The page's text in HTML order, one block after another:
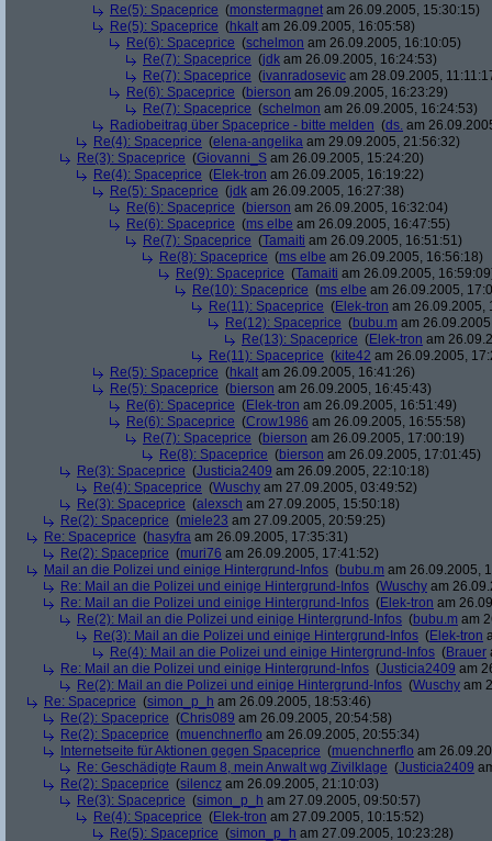
Re(5): Spaceprice (monstermagnet am 26.09.2005, 15:30:15)
Re(5): Spaceprice (hkalt am 26.09.2005, 16:05:58)
Re(6): Spaceprice (schelmon am 26.09.2005, 16:10:05)
Re(7): Spaceprice (jdk am 26.09.2005, 16:24:53)
Re(7): Spaceprice (ivanradosevic am 28.09.2005,
Re(6): Spaceprice (bierson am 26.09.2005, 16:23:29)
Re(7): Spaceprice (schelmon am 26.09.2005, 16:24:53)
Radiobeitrag über Spaceprice - bitte melden (ds. am
Re(4): Spaceprice (elena-angelika am 29.09.2005, 21:56:32)
Re(3): Spaceprice (Giovanni_S am 26.09.2005, 15:24:20)
Re(4): Spaceprice (Elek-tron am 26.09.2005, 16:19:22)
Re(5): Spaceprice (jdk am 26.09.2005, 16:27:38)
Re(6): Spaceprice (bierson am 26.09.2005, 16:32:04)
Re(6): Spaceprice (ms elbe am 26.09.2005, 16:47:55)
Re(7): Spaceprice (Tamaiti am 26.09.2005, 16:51:51)
Re(8): Spaceprice (ms elbe am 26.09.2005, 16:56:18)
Re(9): Spaceprice (Tamaiti am 26.09.2005,
Re(10): Spaceprice (ms elbe am 26.09.2005,
Re(11): Spaceprice (Elek-tron am 26.09.2005,
Re(12): Spaceprice (bubu.m am
Re(13): Spaceprice (Elek-tron am
Re(11): Spaceprice (kite42 am 26.09.2005,
Re(5): Spaceprice (hkalt am 26.09.2005, 16:41:26)
Re(5): Spaceprice (bierson am 26.09.2005, 16:45:43)
Re(6): Spaceprice (Elek-tron am 26.09.2005, 16:51:49)
Re(6): Spaceprice (Crow1986 am 26.09.2005, 16:55:58)
Re(7): Spaceprice (bierson am 26.09.2005, 17:00:19)
Re(8): Spaceprice (bierson am 26.09.2005, 17:01:45)
Re(3): Spaceprice (Justicia2409 am 26.09.2005, 22:10:18)
Re(4): Spaceprice (Wuschy am 27.09.2005, 03:49:52)
Re(3): Spaceprice (alexsch am 27.09.2005, 15:50:18)
Re(2): Spaceprice (miele23 am 27.09.2005, 20:59:25)
Re: Spaceprice (hasyfra am 26.09.2005, 17:35:31)
Re(2): Spaceprice (muri76 am 26.09.2005, 17:41:52)
Mail an die Polizei und einige Hintergrund-Infos (bubu.m am 26.09.2005,
Re: Mail an die Polizei und einige Hintergrund-Infos (Wuschy am
Re: Mail an die Polizei und einige Hintergrund-Infos (Elek-tron am
Re(2): Mail an die Polizei und einige Hintergrund-Infos (bubu.m am
Re(3): Mail an die Polizei und einige Hintergrund-Infos (Elek-tron
Re(4): Mail an die Polizei und einige Hintergrund-Infos (Brauer
Re: Mail an die Polizei und einige Hintergrund-Infos (Justicia2409 am
Re(2): Mail an die Polizei und einige Hintergrund-Infos (Wuschy am
Re: Spaceprice (simon_p_h am 26.09.2005, 18:53:46)
Re(2): Spaceprice (Chris089 am 26.09.2005, 20:54:58)
Re(2): Spaceprice (muenchnerflo am 26.09.2005, 20:55:34)
Internetseite für Aktionen gegen Spaceprice (muenchnerflo am
Re: Geschädigte Raum 8, mein Anwalt wg Zivilklage (Justicia2409
Re(2): Spaceprice (silencz am 26.09.2005, 21:10:03)
Re(3): Spaceprice (simon_p_h am 27.09.2005, 09:50:57)
Re(4): Spaceprice (Elek-tron am 27.09.2005, 10:15:52)
Re(5): Spaceprice (simon_p_h am 27.09.2005, 10:23:28)